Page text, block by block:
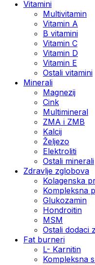
Vitamini
Multivitamin
Vitamin A
B vitamini
Vitamin C
Vitamin D
Vitamin E
Ostali vitamini
Minerali
Magnezij
Cink
Multimineral
ZMA i ZMB
Kalcij
Željezo
Elektroliti
Ostali minerali
Zdravlje zglobova
Kolagenska
Kompleksna
Glukozamin
Hondroitin
MSM
Ostali dodaci
Fat burneri
L- Karnitin
Kompleksna